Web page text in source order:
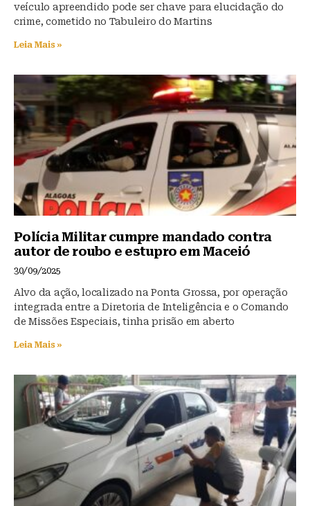
veículo apreendido pode ser chave para elucidação do
crime, cometido no Tabuleiro do Martins
Leia Mais »
Polícia Militar cumpre mandado contra
autor de roubo e estupro em Maceió
30/09/2025
Alvo da ação, localizado na Ponta Grossa, por operação
integrada entre a Diretoria de Inteligência e o Comando
de Missões Especiais, tinha prisão em aberto
Leia Mais »